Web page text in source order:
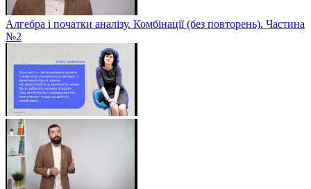
Алгебра і початки аналізу. Комбінації (без повторень). Частина
№2